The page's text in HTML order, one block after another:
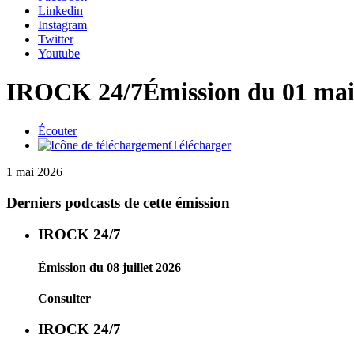
Linkedin
Instagram
Twitter
Youtube
IROCK 24/7Émission du 01
Écouter
Télécharger
1 mai 2026
Derniers podcasts de cette émission
IROCK 24/7
Émission du 08 juillet 2026
Consulter
IROCK 24/7